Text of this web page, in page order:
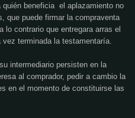
quién beneficia el aplazamiento no
que puede firmar la compraventa
lo contrario que entregara arras el
terminada la testamentaría.
intermediario persisten en la
al comprador, pedir a cambio la
en el momento de constituirse las